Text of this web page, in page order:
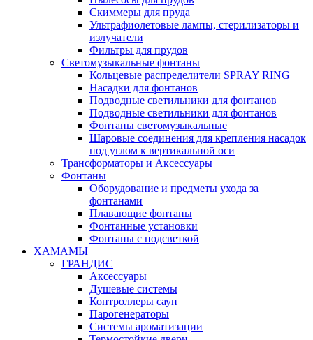
Скиммеры для пруда
Ультрафиолетовые лампы, стерилизаторы и
излучатели
Фильтры для прудов
Светомузыкальные фонтаны
Кольцевые распределители SPRAY RING
Насадки для фонтанов
Подводные светильники для фонтанов
Подводные светильники для фонтанов
Фонтаны светомузыкальные
Шаровые соединения для крепления насадок
под углом к вертикальной оси
Трансформаторы и Аксессуары
Фонтаны
Оборудование и предметы ухода за
фонтанами
Плавающие фонтаны
Фонтанные установки
Фонтаны с подсветкой
ХАМАМЫ
ГРАНДИС
Аксессуары
Душевые системы
Контроллеры саун
Парогенераторы
Системы ароматизации